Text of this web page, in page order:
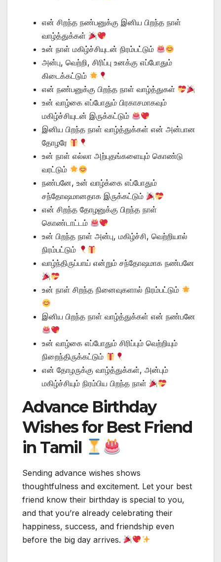
என் சிறந்த நண்பனுக்கு இனிய பிறந்த நாள்
வாழ்த்துக்கள்
உன் நாள் மகிழ்ச்சியுடன் நிரம்பட்டும்
அன்பு, வெற்றி, சிரிப்பு உனக்கு எப்போதும்
கிடைக்கட்டும்
என் நண்பனுக்கு பிறந்த நாள் வாழ்த்துகள்
உன் வாழ்கை எப்போதும் பிரகாசமாகவும்
மகிழ்ச்சியுடன் இருக்கட்டும்
இனிய பிறந்த நாள் வாழ்த்துக்கள் என் அன்பான
தோழரே
உன் நாள் எல்லா அற்புதங்களையும் கொண்டு
வரட்டும்
நண்பனே, உன் வாழ்க்கை எப்போதும்
சந்தோஷமானதாக இருக்கட்டும்
என் சிறந்த தோழனுக்கு பிறந்த நாள்
கொண்டாட்டம்
உன் பிறந்த நாள் அன்பு, மகிழ்ச்சி, வெற்றியால்
நிரம்பட்டும்
வாழ்ந்திருப்பாய் என்றும் சந்தோஷமாக நண்பனே
உன் நாள் சிறந்த நினைவுகளால் நிரம்பட்டும்
இனிய பிறந்த நாள் வாழ்த்துக்கள் என் நண்பனே
உன் வாழ்கை எப்போதும் சிரிப்பும் வெற்றியும்
நிறைந்திருக்கட்டும்
என் தோழருக்கு வாழ்த்துக்கள், அன்பும்
மகிழ்ச்சியும் நிரம்பிய பிறந்த நாள்
Advance Birthday
Wishes for Best Friend
in Tamil
Sending advance wishes shows
thoughtfulness and excitement. Let your best
friend know their birthday is special to you,
and that you’re already celebrating their
happiness, success, and friendship even
before the big day arrives.